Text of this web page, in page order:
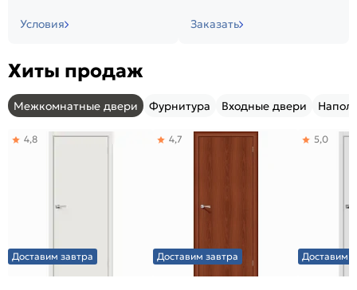
Условия Заказать
Хиты продаж
Межкомнатные двери Фурнитура Входные двери
Доставим завтра
4,8
Доставим завтра
4,7
Доставим
5,0